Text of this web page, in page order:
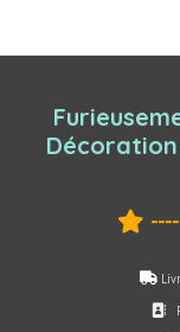


